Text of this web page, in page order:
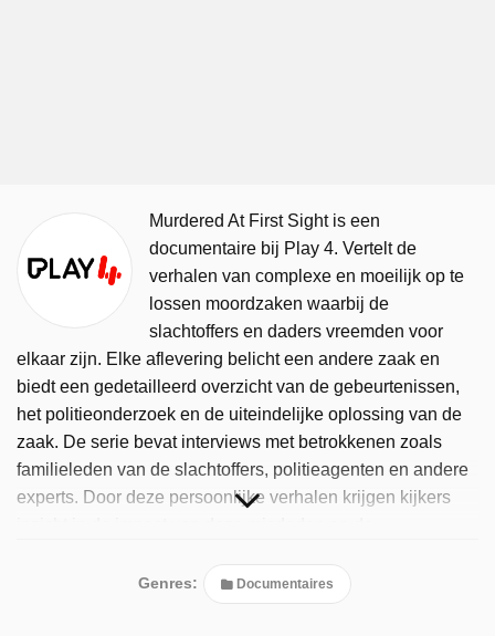
Murdered At First Sight is een
documentaire bij Play 4. Vertelt de
verhalen van complexe en moeilijk op te
lossen moordzaken waarbij de
slachtoffers en daders vreemden voor
elkaar zijn. Elke aflevering belicht een andere zaak en
biedt een gedetailleerd overzicht van de gebeurtenissen,
het politieonderzoek en de uiteindelijke oplossing van de
zaak. De serie bevat interviews met betrokkenen zoals
familieleden van de slachtoffers, politieagenten en andere
experts. Door deze persoonlijke verhalen krijgen kijkers
dergelijke zaken.Genres: Documentaires